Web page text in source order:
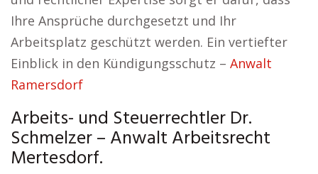
Ihre Ansprüche durchgesetzt und Ihr
Arbeitsplatz geschützt werden. Ein vertiefter
Einblick in den Kündigungsschutz – Anwalt
Ramersdorf
Arbeits- und Steuerrechtler Dr.
Schmelzer – Anwalt Arbeitsrecht
Mertesdorf.